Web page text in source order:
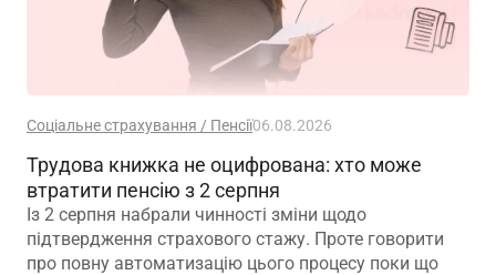
Соціальне страхування / Пенсії06.08.2026
Трудова книжка не оцифрована: хто може
втратити пенсію з 2 серпня
Із 2 серпня набрали чинності зміни щодо
підтвердження страхового стажу. Проте говорити
про повну автоматизацію цього процесу поки що